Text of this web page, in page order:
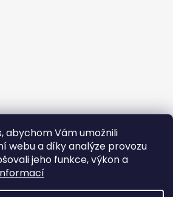
abychom Vám umožnili
webu a díky analýze provozu
jeho funkce, výkon a